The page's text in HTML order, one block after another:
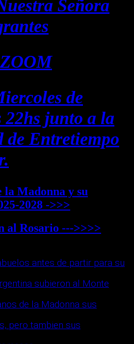
Señora
de
22hs junto a la
de Entretiempo
Madonna y su
2028 ->>>
al Rosario --->>>>
antes de partir para su
subieron al Monte
de la Madonna sus
pero tambien sus